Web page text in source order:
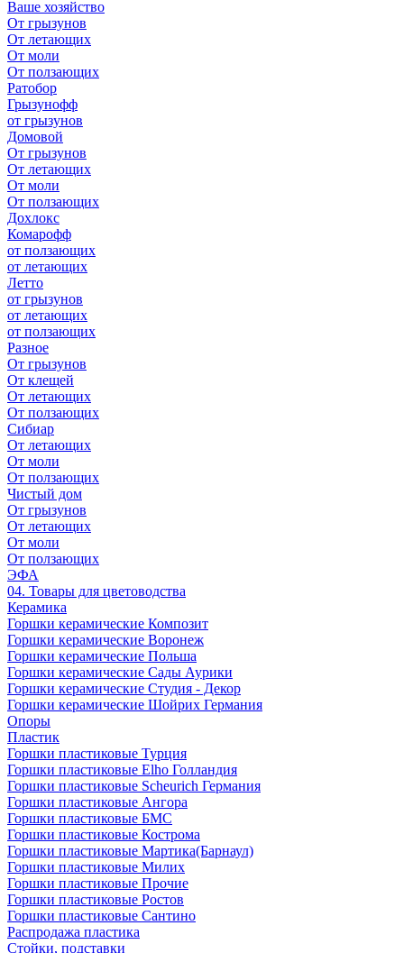
Ваше хозяйство
От грызунов
От летающих
От моли
От ползающих
Ратобор
Грызунофф
от грызунов
Домовой
От грызунов
От летающих
От моли
От ползающих
Дохлокс
Комарофф
от ползающих
от летающих
Летто
от грызунов
от летающих
от ползающих
Разное
От грызунов
От клещей
От летающих
От ползающих
Сибиар
От летающих
От моли
От ползающих
Чистый дом
От грызунов
От летающих
От моли
От ползающих
ЭФА
04. Товары для цветоводства
Керамика
Горшки керамические Композит
Горшки керамические Воронеж
Горшки керамические Польша
Горшки керамические Сады Аурики
Горшки керамические Студия - Декор
Горшки керамические Шойрих Германия
Опоры
Пластик
Горшки пластиковые Турция
Горшки пластиковые Elho Голландия
Горшки пластиковые Scheuriсh Германия
Горшки пластиковые Ангора
Горшки пластиковые БМС
Горшки пластиковые Кострома
Горшки пластиковые Мартика(Барнаул)
Горшки пластиковые Милих
Горшки пластиковые Прочие
Горшки пластиковые Ростов
Горшки пластиковые Сантино
Распродажа пластика
Стойки, подставки